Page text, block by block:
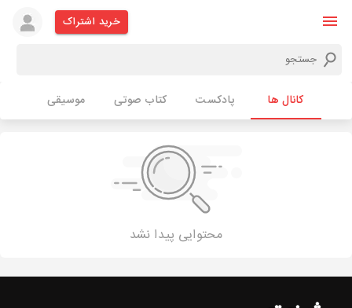
خرید اشتراک
کانال ها پادکست کتاب صوتی موسیقی
محتوایی پیدا نشد